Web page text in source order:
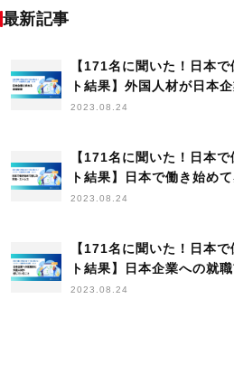
最新記事
【171名に聞いた！日本
ト結果】外国人材が日本
2023.08.24
【171名に聞いた！日本
ト結果】日本で働き始め
2023.08.24
【171名に聞いた！日本
ト結果】日本企業への就
ること
2023.08.24